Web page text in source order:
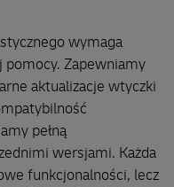
wymaga
Zapewniamy
aktualizacje wtyczki
pełną
wersjami. Każda
funkcjonalności, lecz